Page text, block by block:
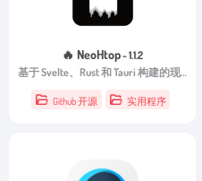
🔥 NeoHtop- 1.1.2
基于 Svelte、Rust 和 Tauri 构建的现代跨平台系统监视器。
Github 开源 实用程序